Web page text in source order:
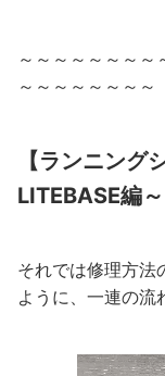
～～～～～～～～
～～～～～～～～
【ランニング
LITEBASE編～
それでは修理方法
ように、一連の